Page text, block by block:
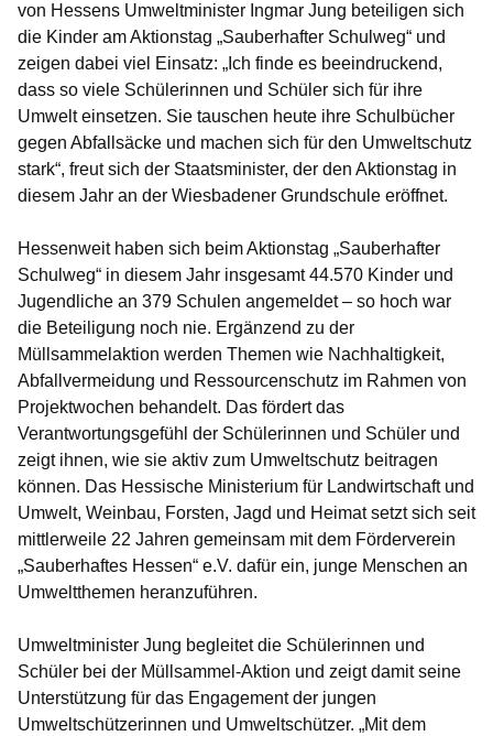
von Hessens Umweltminister Ingmar Jung beteiligen sich
die Kinder am Aktionstag „Sauberhafter Schulweg“ und
zeigen dabei viel Einsatz: „Ich finde es beeindruckend,
dass so viele Schülerinnen und Schüler sich für ihre
Umwelt einsetzen. Sie tauschen heute ihre Schulbücher
gegen Abfallsäcke und machen sich für den Umweltschutz
stark“, freut sich der Staatsminister, der den Aktionstag in
diesem Jahr an der Wiesbadener Grundschule eröffnet.
Hessenweit haben sich beim Aktionstag „Sauberhafter
Schulweg“ in diesem Jahr insgesamt 44.570 Kinder und
Jugendliche an 379 Schulen angemeldet – so hoch war
die Beteiligung noch nie. Ergänzend zu der
Müllsammelaktion werden Themen wie Nachhaltigkeit,
Abfallvermeidung und Ressourcenschutz im Rahmen von
Projektwochen behandelt. Das fördert das
Verantwortungsgefühl der Schülerinnen und Schüler und
zeigt ihnen, wie sie aktiv zum Umweltschutz beitragen
können. Das Hessische Ministerium für Landwirtschaft und
Umwelt, Weinbau, Forsten, Jagd und Heimat setzt sich seit
mittlerweile 22 Jahren gemeinsam mit dem Förderverein
„Sauberhaftes Hessen“ e.V. dafür ein, junge Menschen an
Umweltthemen heranzuführen.
Umweltminister Jung begleitet die Schülerinnen und
Schüler bei der Müllsammel-Aktion und zeigt damit seine
Unterstützung für das Engagement der jungen
Umweltschützerinnen und Umweltschützer. „Mit dem